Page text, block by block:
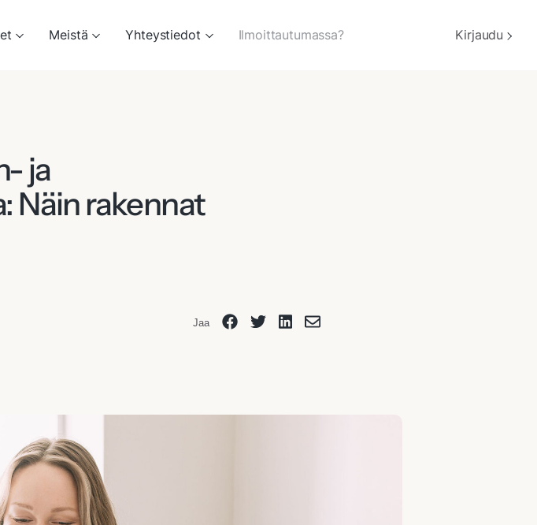
Meistä Yhteystiedot Ilmoittautumassa? Kirjaudu
ja
Näin rakennat
Jaa